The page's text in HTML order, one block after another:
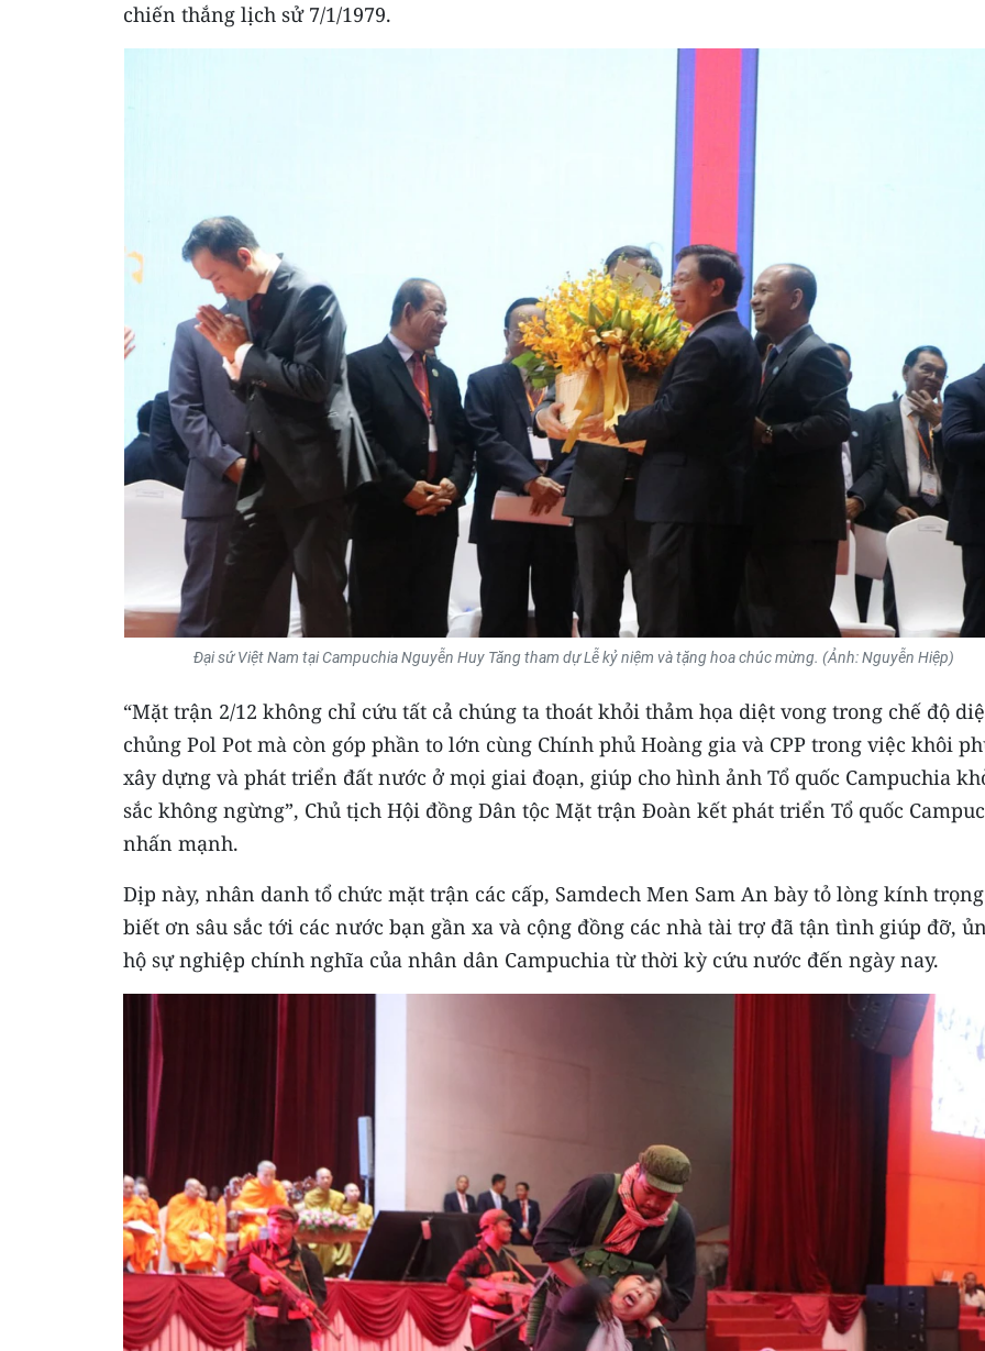
chiến thắng lịch sử 7/1/1979.
Đại sứ Việt Nam tại Campuchia Nguyễn Huy Tăng tham dự Lễ kỷ niệm và tặng hoa chúc mừng. (Ảnh: Nguyễn Hiệp)
“Mặt trận 2/12 không chỉ cứu tất cả chúng ta thoát khỏi thảm họa diệt vong trong chế độ
chủng Pol Pot mà còn góp phần to lớn cùng Chính phủ Hoàng gia và CPP trong việc khôi
xây dựng và phát triển đất nước ở mọi giai đoạn, giúp cho hình ảnh Tổ quốc Campuchia
sắc không ngừng”, Chủ tịch Hội đồng Dân tộc Mặt trận Đoàn kết phát triển Tổ quốc
nhấn mạnh.
Dịp này, nhân danh tổ chức mặt trận các cấp, Samdech Men Sam An bày tỏ lòng kính
biết ơn sâu sắc tới các nước bạn gần xa và cộng đồng các nhà tài trợ đã tận tình giúp đỡ,
hộ sự nghiệp chính nghĩa của nhân dân Campuchia từ thời kỳ cứu nước đến ngày nay.